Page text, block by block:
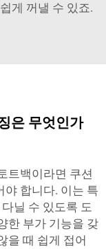
게 꺼낼 수 있죠.
은 무엇인가
트백이라면 쿠션
야 합니다. 이는 특
닐 수 있도록 도
한 부가 기능을 갖
을 때 쉽게 접어